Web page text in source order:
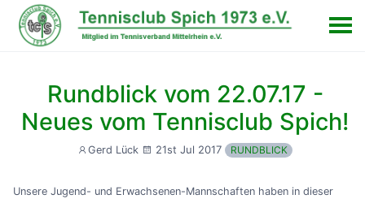
Rundblick vom 22.07.17 -
Neues vom Tennisclub Spich!
Gerd Lück 21st Jul 2017 RUNDBLICK
Unsere Jugend- und Erwachsenen-Mannschaften haben in dieser